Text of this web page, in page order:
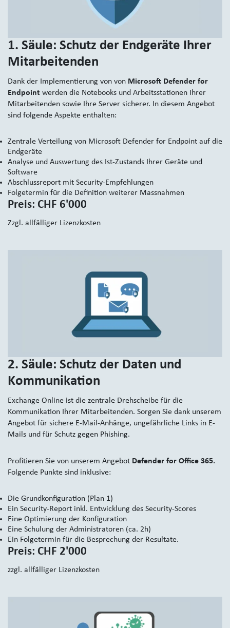
1. Säule: Schutz der Endgeräte Ihrer
Mitarbeitenden
Dank der Implementierung von von Microsoft Defender for
Endpoint werden die Notebooks und Arbeitsstationen Ihrer
Mitarbeitenden sowie Ihre Server sicherer. In diesem Angebot
sind folgende Aspekte enthalten:
Zentrale Verteilung von Microsoft Defender for Endpoint auf die
Endgeräte
Analyse und Auswertung des Ist-Zustands Ihrer Geräte und
Software
Abschlussreport mit Security-Empfehlungen
Folgetermin für die Definition weiterer Massnahmen
Preis: CHF 6'000
Zzgl. allfälliger Lizenzkosten
2. Säule: Schutz der Daten und
Kommunikation
Exchange Online ist die zentrale Drehscheibe für die
Kommunikation Ihrer Mitarbeitenden. Sorgen Sie dank unserem
Angebot für sichere E-Mail-Anhänge, ungefährliche Links in E-
Mails und für Schutz gegen Phishing.
Profitieren Sie von unserem Angebot Defender for Office 365.
Folgende Punkte sind inklusive:
Die Grundkonfiguration (Plan 1)
Ein Security-Report inkl. Entwicklung des Security-Scores
Eine Optimierung der Konfiguration
Eine Schulung der Administratoren (ca. 2h)
Ein Folgetermin für die Besprechung der Resultate.
Preis: CHF 2'000
zzgl. allfälliger Lizenzkosten